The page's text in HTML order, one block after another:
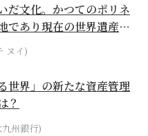
だ文化。かつてのポリネ
であり現在の世界遺産か
ヌイ)
世界」の新たな資産管理
？
州銀行)